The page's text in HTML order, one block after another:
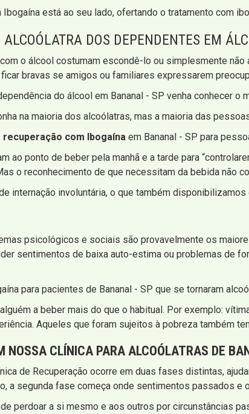
está ao seu lado, ofertando o tratamento com
DOS DEPENDENTES EM
o álcool costumam escondê-lo ou simplesmente
bravas se amigos ou familiares expressarem
do álcool em Bananal - SP venha conhecer o
na maioria dos alcoólatras, mas a maioria das
recuperação com Ibogaína em Bananal - SP para
ao ponto de beber pela manhã e a tarde para
o reconhecimento de que necessitam da bebida não
internação involuntária, o que também disponibilizamos
psicológicos e sociais são provavelmente os
sentimentos de baixa auto-estima ou problemas de
para pacientes de Bananal - SP que se tornaram
a beber mais do que o habitual. Por exemplo:
Aqueles que foram sujeitos à pobreza também
NOSSA CLÍNICA PARA ALCOÓLATRAS DE
de Recuperação ocorre em duas fases distintas,
a segunda fase começa onde sentimentos passados
perdoar a si mesmo e aos outros por circunstâncias